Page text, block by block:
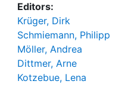
Editors:
Krüger, Dirk
Schmiemann, Philipp
Möller, Andrea
Dittmer, Arne
Kotzebue, Lena